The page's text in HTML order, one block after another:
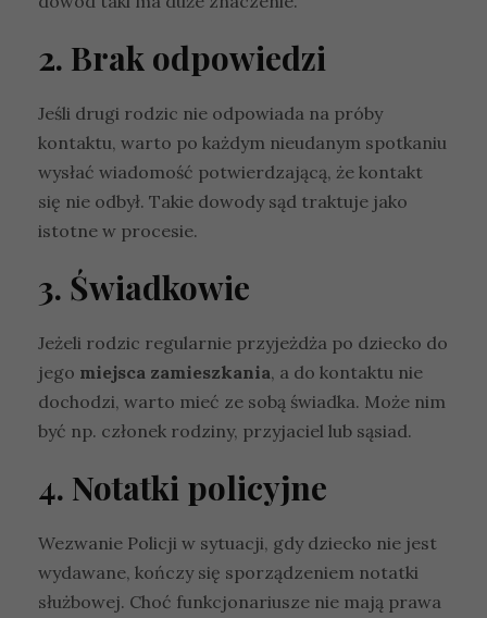
2. Brak odpowiedzi
Jeśli drugi rodzic nie odpowiada na próby
kontaktu, warto po każdym nieudanym spotkaniu
wysłać wiadomość potwierdzającą, że kontakt
się nie odbył. Takie dowody sąd traktuje jako
istotne w procesie.
3. Świadkowie
Jeżeli rodzic regularnie przyjeżdża po dziecko do
jego miejsca zamieszkania, a do kontaktu nie
dochodzi, warto mieć ze sobą świadka. Może nim
być np. członek rodziny, przyjaciel lub sąsiad.
4. Notatki policyjne
Wezwanie Policji w sytuacji, gdy dziecko nie jest
wydawane, kończy się sporządzeniem notatki
służbowej. Choć funkcjonariusze nie mają prawa